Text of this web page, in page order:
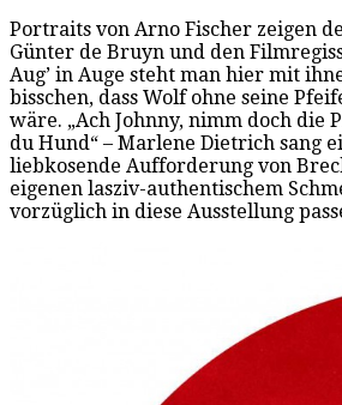
Portraits von Arno Fischer zeigen
Günter de Bruyn und den
Aug’ in Auge steht man hier mit
bisschen, dass Wolf ohne seine
wäre. „Ach Johnny, nimm doch die
du Hund“ – Marlene Dietrich sang
liebkosende Aufforderung von
eigenen lasziv-authentischem
vorzüglich in diese Ausstellung